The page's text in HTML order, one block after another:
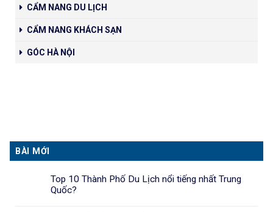
CẨM NANG DU LỊCH
CẨM NANG KHÁCH SẠN
GÓC HÀ NỘI
BÀI MỚI
Top 10 Thành Phố Du Lịch nổi tiếng nhất Trung
Quốc?